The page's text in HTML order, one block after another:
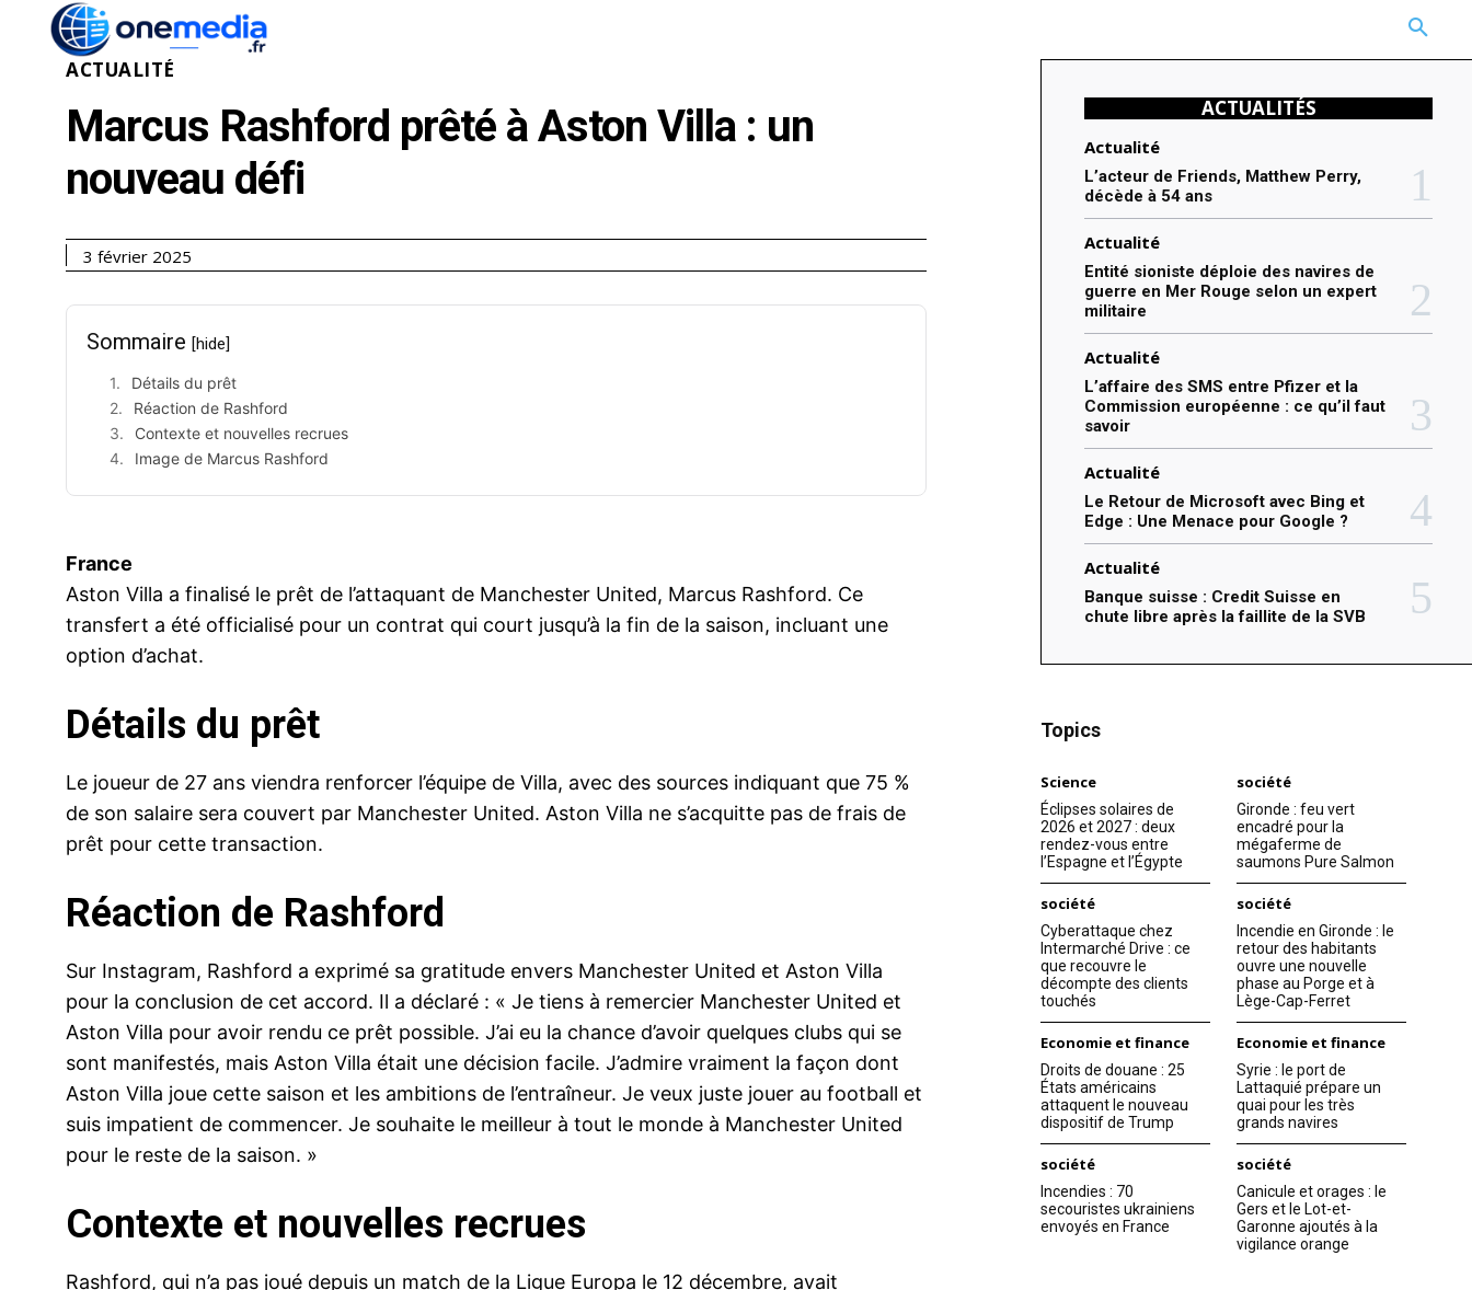
MORE
ACTUALITÉ
Marcus Rashford prêté à Aston Villa : un
nouveau défi
3 février 2025
Sommaire [hide]
Détails du prêt
Réaction de Rashford
Contexte et nouvelles recrues
Image de Marcus Rashford
France
Aston Villa a finalisé le prêt de l’attaquant de Manchester United, Marcus Rashford. Ce
transfert a été officialisé pour un contrat qui court jusqu’à la fin de la saison, incluant une
option d’achat.
Détails du prêt
Le joueur de 27 ans viendra renforcer l’équipe de Villa, avec des sources indiquant que 75 %
de son salaire sera couvert par Manchester United. Aston Villa ne s’acquitte pas de frais de
prêt pour cette transaction.
Réaction de Rashford
Sur Instagram, Rashford a exprimé sa gratitude envers Manchester United et Aston Villa
pour la conclusion de cet accord. Il a déclaré : « Je tiens à remercier Manchester United et
Aston Villa pour avoir rendu ce prêt possible. J’ai eu la chance d’avoir quelques clubs qui se
sont manifestés, mais Aston Villa était une décision facile. J’admire vraiment la façon dont
Aston Villa joue cette saison et les ambitions de l’entraîneur. Je veux juste jouer au football et
suis impatient de commencer. Je souhaite le meilleur à tout le monde à Manchester United
pour le reste de la saison. »
Contexte et nouvelles recrues
Rashford, qui n’a pas joué depuis un match de la Ligue Europa le 12 décembre, avait
ACTUALITÉS
Actualité
L’acteur de Friends, Matthew Perry,
décède à 54 ans
Actualité
Entité sioniste déploie des navires de
guerre en Mer Rouge selon un expert
militaire
Actualité
L’affaire des SMS entre Pfizer et la
Commission européenne : ce qu’il faut
savoir
Actualité
Le Retour de Microsoft avec Bing et
Edge : Une Menace pour Google ?
Actualité
Banque suisse : Credit Suisse en
chute libre après la faillite de la SVB
Topics
Science
Éclipses solaires de
2026 et 2027 : deux
rendez-vous entre
l’Espagne et l’Égypte
société
Gironde : feu vert
encadré pour la
mégaferme de
saumons Pure Salmon
société
Cyberattaque chez
Intermarché Drive : ce
que recouvre le
décompte des clients
touchés
société
Incendie en Gironde : le
retour des habitants
ouvre une nouvelle
phase au Porge et à
Lège-Cap-Ferret
Economie et finance
Droits de douane : 25
États américains
attaquent le nouveau
dispositif de Trump
Economie et finance
Syrie : le port de
Lattaquié prépare un
quai pour les très
grands navires
société
Incendies : 70
secouristes ukrainiens
envoyés en France
société
Canicule et orages : le
Gers et le Lot-et-
Garonne ajoutés à la
vigilance orange